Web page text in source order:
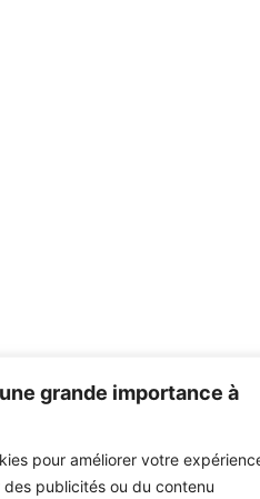
grande importance à
pour améliorer votre
publicités ou du contenu